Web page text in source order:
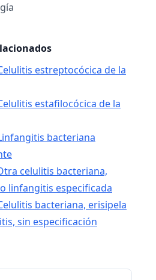
estreptocócica de la
estafilocócica de la
bacteriana
celulitis bacteriana,
linfangitis especificada
bacteriana, erisipela
sin especificación